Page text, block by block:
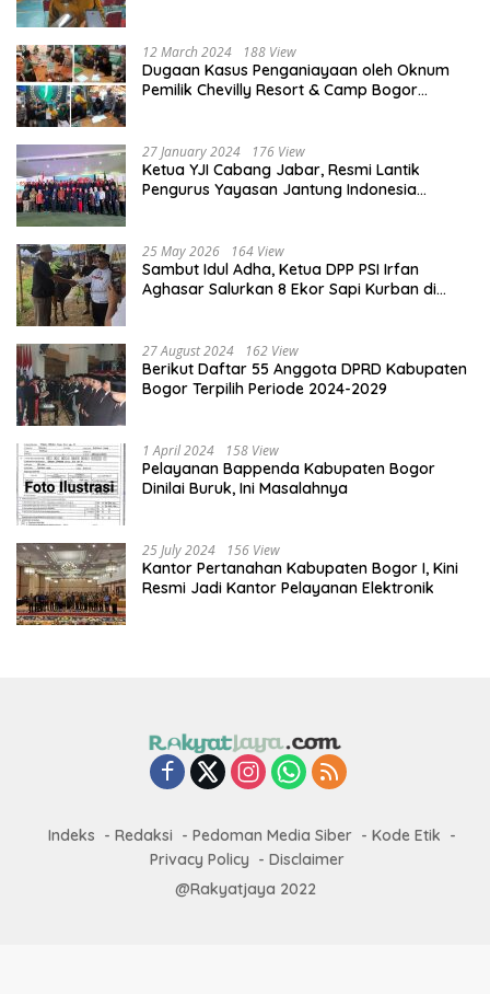
12 March 2024 188 View
Dugaan Kasus Penganiayaan oleh Oknum
Pemilik Chevilly Resort & Camp Bogor
27 January 2024 176 View
Ketua YJI Cabang Jabar, Resmi Lantik
Pengurus Yayasan Jantung Indonesia
25 May 2026 164 View
Sambut Idul Adha, Ketua DPP PSI Irfan
Aghasar Salurkan 8 Ekor Sapi Kurban di
27 August 2024 162 View
Berikut Daftar 55 Anggota DPRD Kabupaten
Bogor Terpilih Periode 2024-2029
1 April 2024 158 View
Pelayanan Bappenda Kabupaten Bogor
Dinilai Buruk, Ini Masalahnya
25 July 2024 156 View
Kantor Pertanahan Kabupaten Bogor I, Kini
Resmi Jadi Kantor Pelayanan Elektronik
Indeks Redaksi Pedoman Media Siber
Kode Etik
Privacy Policy
Disclaimer
@Rakyatjaya 2022